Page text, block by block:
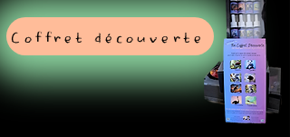
Coffret découverte